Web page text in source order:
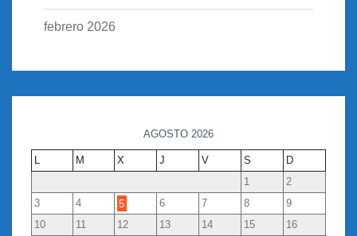
febrero 2026
AGOSTO 2026
L M X J V S
D
1
2
3
4 5 6 7 8
9
10
11 12 13 14 15
16